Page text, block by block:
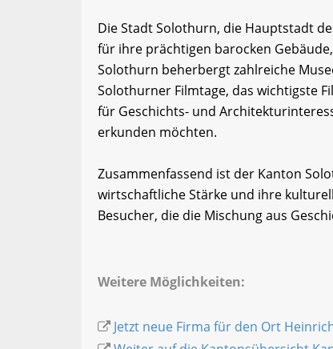
Die Stadt Solothurn, die Hauptstadt
für ihre prächtigen barocken
Solothurn beherbergt zahlreiche
Solothurner Filmtage, das wichtigste
für Geschichts- und
erkunden möchten.
Zusammenfassend ist der Kanton
wirtschaftliche Stärke und ihre
Besucher, die die Mischung aus
Weitere Möglichkeiten:
Jetzt neue Firma für den Ort